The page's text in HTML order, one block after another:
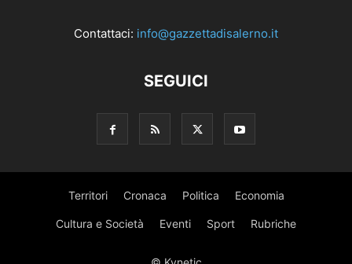
Contattaci: info@gazzettadisalerno.it
SEGUICI
Territori Cronaca Politica Economia
Cultura e Società Eventi Sport Rubriche